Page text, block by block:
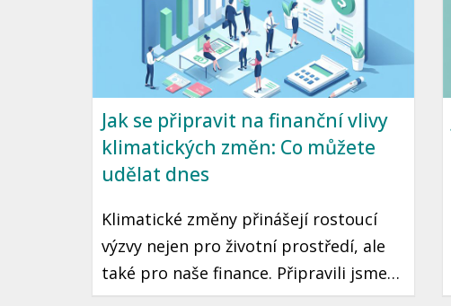
přizpůsobené českému prostředí.
Jak se připravit na finanční vlivy
klimatických změn: Co můžete
udělat dnes
Klimatické změny přinášejí rostoucí
výzvy nejen pro životní prostředí, ale
také pro naše finance. Připravili jsme
pro vás užitečné tipy, jak se vypořádat